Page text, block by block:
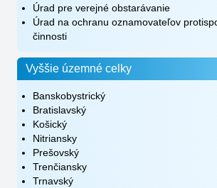
Úrad pre verejné obstarávanie
Úrad na ochranu oznamovateľov
činnosti
Vyššie územné celky
Banskobystrický
Bratislavský
Košický
Nitriansky
Prešovský
Trenčiansky
Trnavský